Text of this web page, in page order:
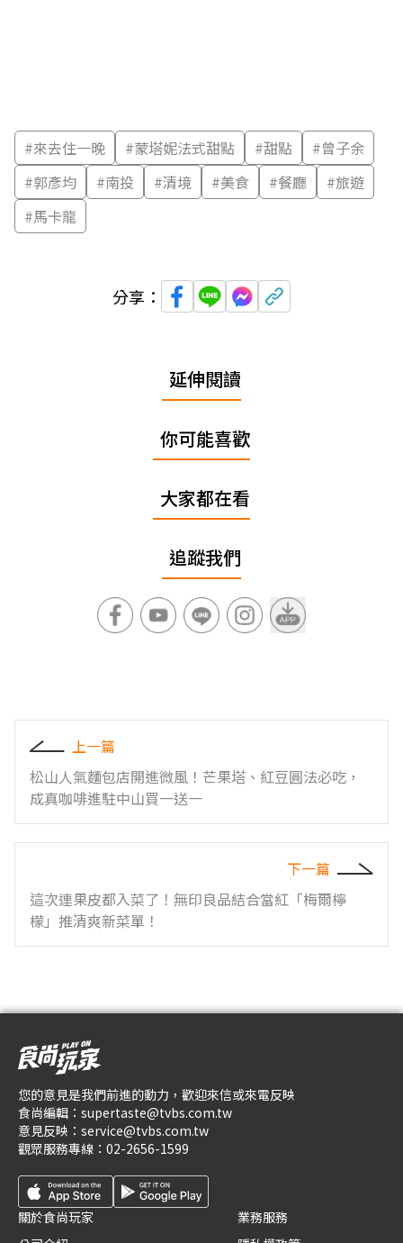
#來去住一晚 #蒙塔妮法式甜點 #甜點 #曾子余
#郭彥均 #南投 #清境 #美食 #餐廳 #旅遊
#馬卡龍
分享：
延伸閱讀
你可能喜歡
大家都在看
追蹤我們
上一篇
松山人氣麵包店開進微風！芒果塔、紅豆圓法必吃，
成真咖啡進駐中山買一送一
下一篇
這次連果皮都入菜了！無印良品結合當紅「梅爾檸
檬」推清爽新菜單！
您的意見是我們前進的動力，歡迎來信或來電反映
食尚編輯： supertaste@tvbs.com.tw
意見反映： service@tvbs.com.tw
觀眾服務專線： 02-2656-1599
關於食尚玩家
業務服務